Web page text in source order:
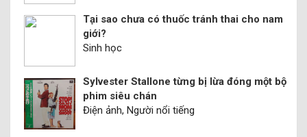
Tại sao chưa có thuốc tránh thai cho nam
giới?
Sinh học
Sylvester Stallone từng bị lừa đóng một bộ
phim siêu chán
Điện ảnh, Người nổi tiếng